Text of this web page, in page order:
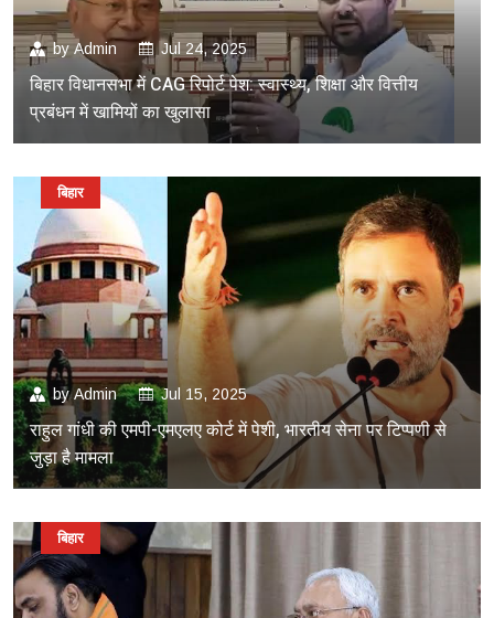
byAdmin Jul 24, 2025
बिहार विधानसभा में CAG रिपोर्ट पेश: स्वास्थ्य, शिक्षा और वित्तीय
प्रबंधन में खामियों का खुलासा
byAdmin Jul 15, 2025
राहुल गांधी की एमपी-एमएलए कोर्ट में पेशी, भारतीय सेना पर टिप्पणी से
जुड़ा है मामला
बिहार
बिहार